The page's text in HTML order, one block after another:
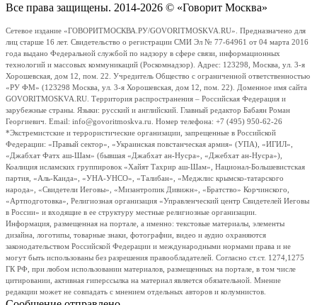
Все права защищены. 2014-2026 © «Говорит Москва»
Сетевое издание «ГОВОРИТМОСКВА.РУ/GOVORITMOSKVA.RU». Предназначено для
лиц старше 16 лет. Свидетельство о регистрации СМИ Эл № 77-64961 от 04 марта 2016
года выдано Федеральной службой по надзору в сфере связи, информационных
технологий и массовых коммуникаций (Роскомнадзор). Адрес: 123298, Москва, ул. 3-я
Хорошевская, дом 12, пом. 22. Учредитель Общество с ограниченной ответственностью
«РУ ФМ» (123298 Москва, ул. 3-я Хорошевская, дом 12, пом. 22). Доменное имя сайта
GOVORITMOSKVA.RU. Территория распространения – Российская Федерация и
зарубежные страны. Языки: русский и английский. Главный редактор Бабаян Роман
Георгиевич. Email: info@govoritmoskva.ru. Номер телефона: +7 (495) 950-62-26
*Экстремистские и террористические организации, запрещенные в Российской
Федерации: «Правый сектор», «Украинская повстанческая армия» (УПА), «ИГИЛ»,
«Джабхат Фатх аш-Шам» (бывшая «Джабхат ан-Нусра», «Джебхат ан-Нусра»),
Коалиция исламских группировок «Хайят Тахрир аш-Шам», Национал-Большевистская
партия, «Аль-Каида», «УНА-УНСО», «Талибан», «Меджлис крымско-татарского
народа», «Свидетели Иеговы», «Мизантропик Дивижн», «Братство» Корчинского,
«Артподготовка», Религиозная организация «Управленческий центр Свидетелей Иеговы
в России» и входящие в ее структуру местные религиозные организации.
Информация, размещенная на портале, а именно: текстовые материалы, элементы
дизайна, логотипы, товарные знаки, фотографии, видео и аудио охраняются
законодательством Российской Федерации и международными нормами права и не
могут быть использованы без разрешения правообладателей. Согласно ст.ст. 1274,1275
ГК РФ, при любом использовании материалов, размещенных на портале, в том числе
цитировании, активная гиперссылка на материал является обязательной. Мнение
редакции может не совпадать с мнением отдельных авторов и колумнистов.